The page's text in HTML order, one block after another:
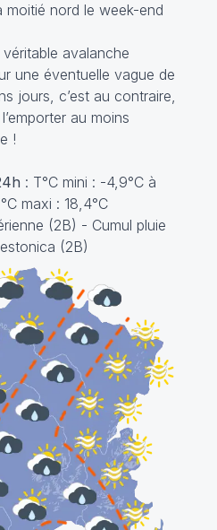
moitié nord le week-end
avalanche
une éventuelle vague de
jours, c’est au contraire,
au moins
!
: T°C mini : -4,9°C à
maxi : 18,4°C
(2B) - Cumul pluie
(2B)